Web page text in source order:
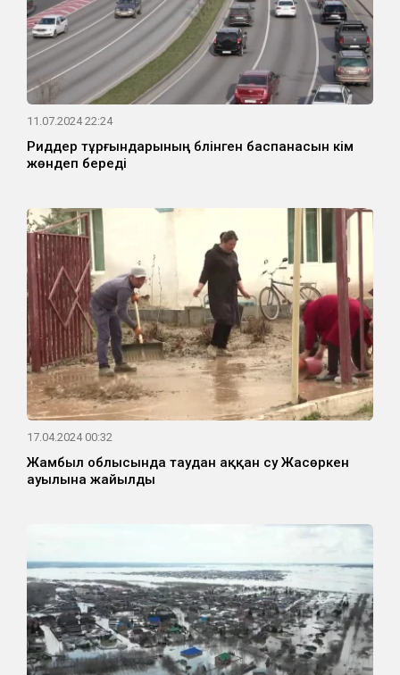
11.07.2024 22:24
Риддер тұрғындарының бүлінген баспанасын кім
жөндеп береді
17.04.2024 00:32
Жамбыл облысында таудан аққан су Жасөркен
ауылына жайылды